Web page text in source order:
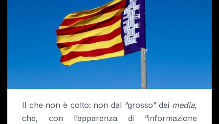
Il che non è colto: non dal “grosso” dei media,
che, con l’apparenza di “informazione